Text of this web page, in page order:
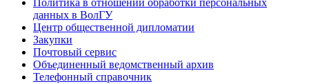
Политика в отношении обработки персональных
данных в ВолГУ
Центр общественной дипломатии
Закупки
Почтовый сервис
Объединенный ведомственный архив
Телефонный справочник